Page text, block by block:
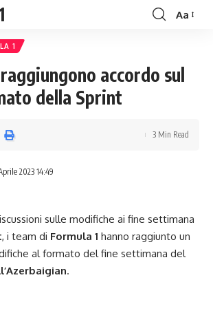
Font
Aa
1
raggiungono accordo sul
della Sprint
2023 14:49
3 Min Read
sulle modifiche ai fine settimana
, i team di Formula 1 hanno raggiunto un
al formato del fine settimana del
.